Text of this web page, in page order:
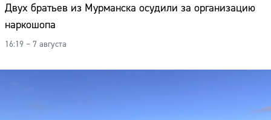
Двух братьев из Мурманска осудили за организацию
наркошопа
16:19 – 7 августа